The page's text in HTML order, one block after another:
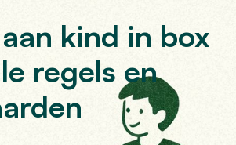
kind in box
regels en